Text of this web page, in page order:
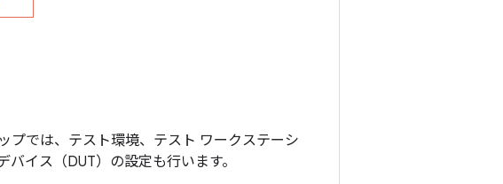
プでは、テスト環境、テスト ワークステーシ
イス（DUT）の設定も行います。